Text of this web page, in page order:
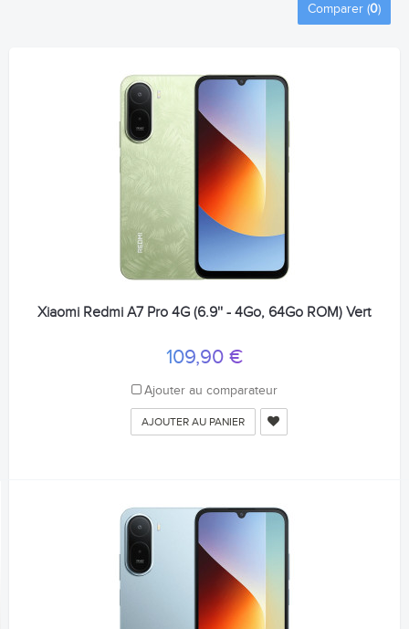
Comparer (0)
Xiaomi Redmi A7 Pro 4G (6.9'' - 4Go, 64Go ROM) Vert
109,90 €
Ajouter au comparateur
AJOUTER AU PANIER